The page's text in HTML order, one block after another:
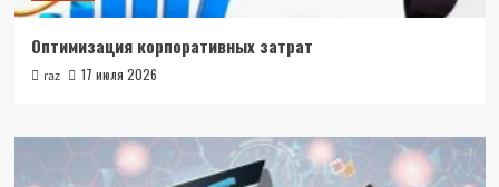
Оптимизация корпоративных затрат
raz 17 июля 2026